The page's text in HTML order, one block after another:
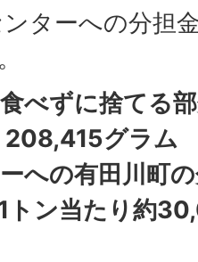
ターへの分担
べずに捨てる
グラム
への有田川町
トン当たり約